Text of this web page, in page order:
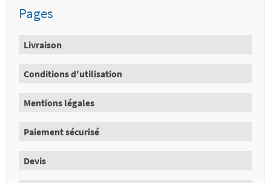
Pages
Livraison
Conditions d'utilisation
Mentions légales
Paiement sécurisé
Devis